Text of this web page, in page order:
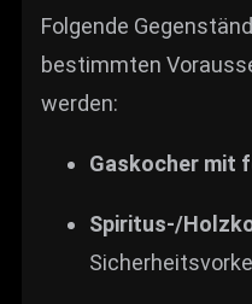
Folgende
bestimmten
werden:
Gaskocher mit
Spiritus-/